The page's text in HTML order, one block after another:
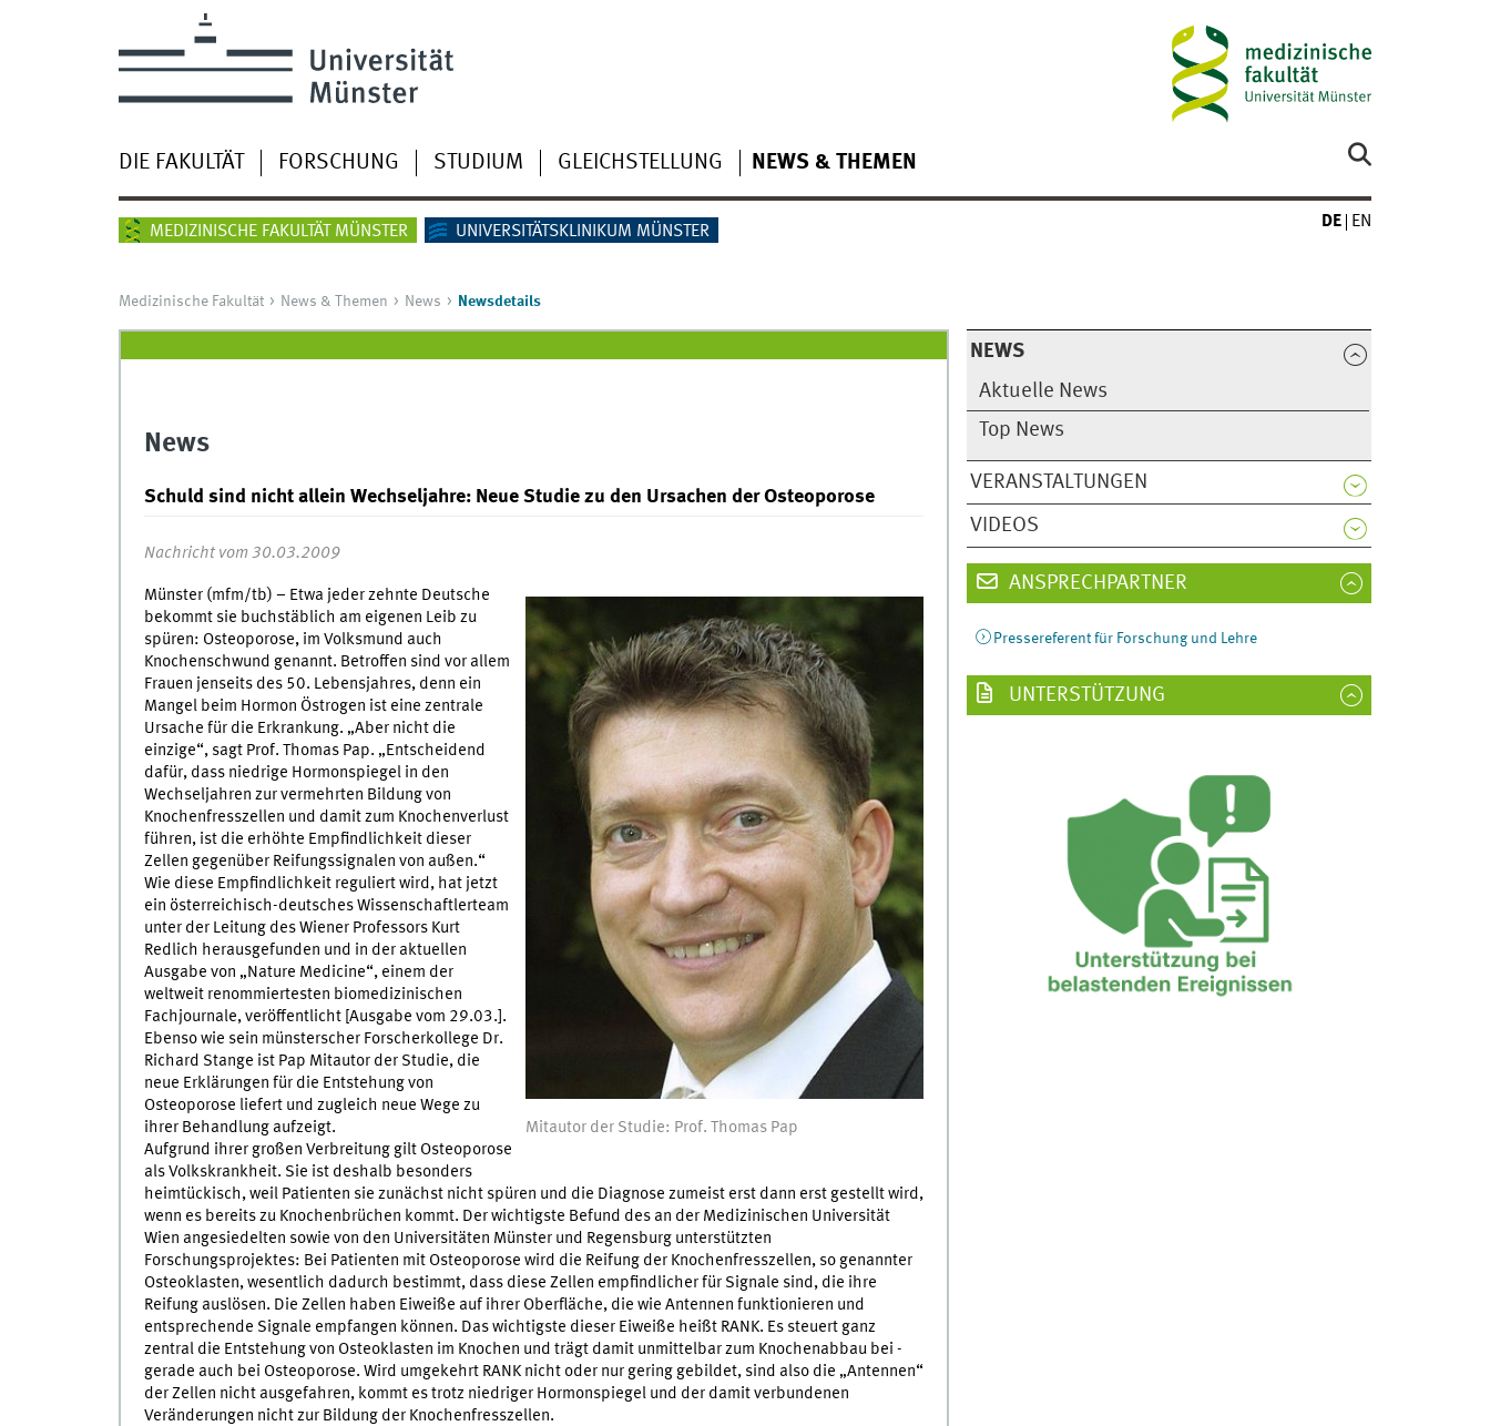
DIE FAKULTÄT FORSCHUNG STUDIUM GLEICHSTELLUNG NEWS & THEMEN
MEDIZINISCHE FAKULTÄT MÜNSTER UNIVERSITÄTSKLINIKUM MÜNSTER
DE EN
Medizinische Fakultät News & Themen News Newsdetails
NEWS
Aktuelle News
Top News
VERANSTALTUNGEN
VIDEOS
News
Schuld sind nicht allein Wechseljahre: Neue Studie zu den Ursachen der Osteoporose
Nachricht vom 30.03.2009
Mitautor der Studie: Prof. Thomas Pap
Münster (mfm/tb) – Etwa jeder zehnte Deutsche
bekommt sie buchstäblich am eigenen Leib zu
spüren: Osteoporose, im Volksmund auch
Knochenschwund genannt. Betroffen sind vor allem
Frauen jenseits des 50. Lebensjahres, denn ein
Mangel beim Hormon Östrogen ist eine zentrale
Ursache für die Erkrankung. „Aber nicht die
einzige“, sagt Prof. Thomas Pap. „Entscheidend
dafür, dass niedrige Hormonspiegel in den
Wechseljahren zur vermehrten Bildung von
Knochenfresszellen und damit zum Knochenverlust
führen, ist die erhöhte Empfindlichkeit dieser
Zellen gegenüber Reifungssignalen von außen.“
Wie diese Empfindlichkeit reguliert wird, hat jetzt
ein österreichisch-deutsches Wissenschaftlerteam
unter der Leitung des Wiener Professors Kurt
Redlich herausgefunden und in der aktuellen
Ausgabe von „Nature Medicine“, einem der
weltweit renommiertesten biomedizinischen
Fachjournale, veröffentlicht [Ausgabe vom 29.03.].
Ebenso wie sein münsterscher Forscherkollege Dr.
Richard Stange ist Pap Mitautor der Studie, die
neue Erklärungen für die Entstehung von
Osteoporose liefert und zugleich neue Wege zu
ihrer Behandlung aufzeigt.
Aufgrund ihrer großen Verbreitung gilt Osteoporose
als Volkskrankheit. Sie ist deshalb besonders
heimtückisch, weil Patienten sie zunächst nicht spüren und die Diagnose zumeist erst dann erst gestellt wird,
wenn es bereits zu Knochenbrüchen kommt. Der wichtigste Befund des an der Medizinischen Universität
Wien angesiedelten sowie von den Universitäten Münster und Regensburg unterstützten
Forschungsprojektes: Bei Patienten mit Osteoporose wird die Reifung der Knochenfresszellen, so genannter
Osteoklasten, wesentlich dadurch bestimmt, dass diese Zellen empfindlicher für Signale sind, die ihre
Reifung auslösen. Die Zellen haben Eiweiße auf ihrer Oberfläche, die wie Antennen funktionieren und
entsprechende Signale empfangen können. Das wichtigste dieser Eiweiße heißt RANK. Es steuert ganz
zentral die Entstehung von Osteoklasten im Knochen und trägt damit unmittelbar zum Knochenabbau bei -
gerade auch bei Osteoporose. Wird umgekehrt RANK nicht oder nur gering gebildet, sind also die „Antennen“
der Zellen nicht ausgefahren, kommt es trotz niedriger Hormonspiegel und der damit verbundenen
Veränderungen nicht zur Bildung der Knochenfresszellen.
ANSPRECHPARTNER
Pressereferent für Forschung und Lehre
UNTERSTÜTZUNG